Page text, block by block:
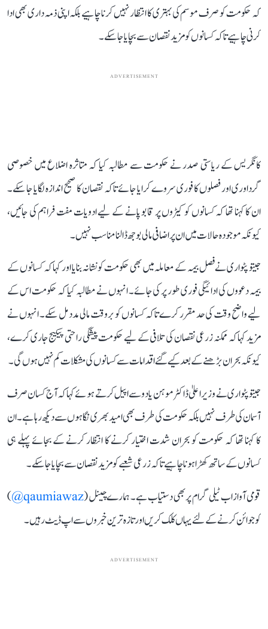
کہ حکومت کو صرف موسم کی بہتری کا انتظار نہیں کرنا چاہیے بلکہ اپنی ذمہ داری بھی ادا
کرنی چاہیے تاکہ کسانوں کو مزید نقصان سے بچایا جا سکے۔
ADVERTISEMENT
کانگریس کے ریاستی صدر نے حکومت سے مطالبہ کیا کہ متاثرہ اضلاع میں خصوصی
گرداوری اور فصلوں کا فوری سروے کرایا جائے تاکہ نقصان کا صحیح اندازہ لگایا جا سکے۔
ان کا کہنا تھا کہ کسانوں کو کیڑوں پر قابو پانے کے لیے ادویات مفت فراہم کی جائیں،
کیونکہ موجودہ حالات میں ان پر اضافی مالی بوجھ ڈالنا مناسب نہیں۔
جیتو پٹواری نے فصل بیمہ کے معاملہ میں بھی حکومت کو نشانہ بنایا اور کہا کہ کسانوں کے
بیمہ دعووں کی ادائیگی فوری طور پر کی جائے۔ انہوں نے مطالبہ کیا کہ حکومت اس کے
لیے واضح وقت کی حد مقرر کرے تاکہ کسانوں کو بروقت مالی مدد مل سکے۔ انہوں نے
مزید کہا کہ ممکنہ زرعی نقصان کی تلافی کے لیے حکومت پیشگی راحتی پیکیج جاری کرے،
کیونکہ بحران بڑھنے کے بعد کیے گئے اقدامات سے کسانوں کی مشکلات کم نہیں ہوں گی۔
جیتو پٹواری نے وزیر اعلیٰ ڈاکٹر موہن یادو سے اپیل کرتے ہوئے کہا کہ آج کسان صرف
آسمان کی طرف نہیں بلکہ حکومت کی طرف بھی امید بھری نگاہوں سے دیکھ رہا ہے۔ ان
کا کہنا تھا کہ حکومت کو بحران شدت اختیار کرنے کا انتظار کرنے کے بجائے پہلے ہی
کسانوں کے ساتھ کھڑا ہونا چاہیے تاکہ زرعی شعبے کو مزید نقصان سے بچایا جا سکے۔
قومی آواز اب ٹیلی گرام پر بھی دستیاب ہے۔ ہمارے چینل (qaumiawaz@
)
کو جوائن کرنے کے لئے یہاں کلک کریں اور تازہ ترین خبروں سے اپ ڈیٹ رہیں۔
ADVERTISEMENT